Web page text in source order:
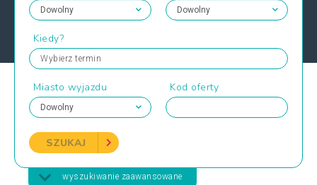
Kiedy?
Wybierz termin
Miasto wyjazdu Kod oferty
SZUKAJ
wyszukiwanie zaawansowane